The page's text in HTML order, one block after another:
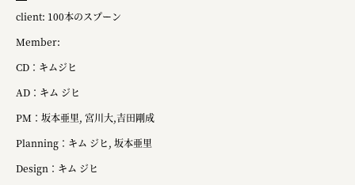
Panasonic
江東区
日鉄興和不動産株式会社
株式会社コスモスイニシア
株式会社亀屋万年堂
client: 100本のスプーン
Member:
CD：キムジヒ
AD：キム ジヒ
PM：坂本亜里, 宮川大,吉田剛成
Planning：キム ジヒ, 坂本亜里
Design：キム ジヒ